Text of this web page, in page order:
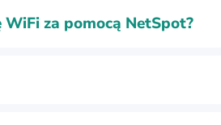
za pomocą NetSpot?